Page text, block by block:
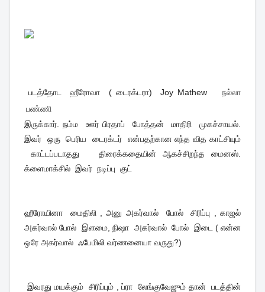
படத்தோட ஹீரோவா ( டைரக்டரா) Joy Mathew நல்லா
பண்ணி
இருக்கார். நம்ம ஊர் பிரதாப் போத்தன் மாதிரி முகச்சாயல்.
இவர் ஒரு பெரிய டைரக்டர் என்பதற்கான எந்த வித காட்சியும்
காட்டப்படாதது திரைக்கதையின் ஆகச்சிறந்த மைனஸ்.
க்ளைமாக்சில் இவர் நடிப்பு குட்
ஹீரோயினா மைதிலி , அனு அகர்வால் போல் சிரிப்பு , காஜல்
அகர்வால் போல் இளமை, நிஷா அகர்வால் போல் இடை ( என்ன
ஒரே அகர்வால் ஃபேமிலி வர்ணனையா வருது?)
இவரது மயக்கும் சிரிப்பும் , ப்ரா லேங்குவேஜும் தான் படத்தின்